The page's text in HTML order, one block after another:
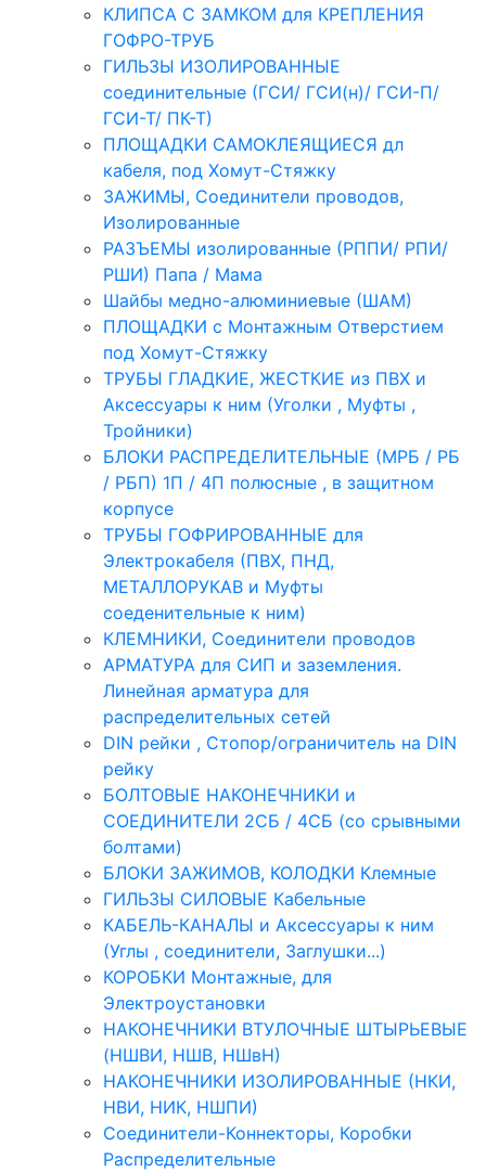
КЛИПСА С ЗАМКОМ для КРЕПЛЕНИЯ
ГОФРО-ТРУБ
ГИЛЬЗЫ ИЗОЛИРОВАННЫЕ
соединительные (ГСИ/ ГСИ(н)/ ГСИ-П/
ГСИ-Т/ ПК-Т)
ПЛОЩАДКИ САМОКЛЕЯЩИЕСЯ дл
кабеля, под Хомут-Стяжку
ЗАЖИМЫ, Соединители проводов,
Изолированные
РАЗЪЕМЫ изолированные (РППИ/ РПИ/
РШИ) Папа / Мама
Шайбы медно-алюминиевые (ШАМ)
ПЛОЩАДКИ с Монтажным Отверстием
под Хомут-Стяжку
ТРУБЫ ГЛАДКИЕ, ЖЕСТКИЕ из ПВХ и
Аксессуары к ним (Уголки , Муфты ,
Тройники)
БЛОКИ РАСПРЕДЕЛИТЕЛЬНЫЕ (МРБ / РБ
/ РБП) 1П / 4П полюсные , в защитном
корпусе
ТРУБЫ ГОФРИРОВАННЫЕ для
Электрокабеля (ПВХ, ПНД,
МЕТАЛЛОРУКАВ и Муфты
соеденительные к ним)
КЛЕМНИКИ, Соединители проводов
АРМАТУРА для СИП и заземления.
Линейная арматура для
распределительных сетей
DIN рейки , Стопор/ограничитель на DIN
рейку
БОЛТОВЫЕ НАКОНЕЧНИКИ и
СОЕДИНИТЕЛИ 2СБ / 4СБ (со срывными
болтами)
БЛОКИ ЗАЖИМОВ, КОЛОДКИ Клемные
ГИЛЬЗЫ СИЛОВЫЕ Кабельные
КАБЕЛЬ-КАНАЛЫ и Аксессуары к ним
(Углы , соединители, Заглушки...)
КОРОБКИ Монтажные, для
Электроустановки
НАКОНЕЧНИКИ ВТУЛОЧНЫЕ ШТЫРЬЕВЫЕ
(НШВИ, НШВ, НШвН)
НАКОНЕЧНИКИ ИЗОЛИРОВАННЫЕ (НКИ,
НВИ, НИК, НШПИ)
Соединители-Коннекторы, Коробки
Распределительные